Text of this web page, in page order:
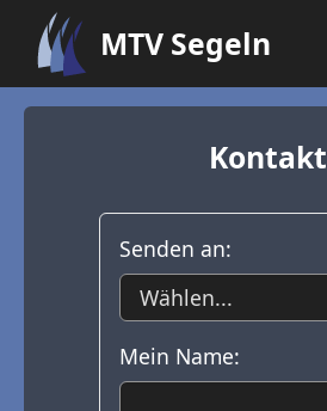
Skip to main content
MTV Segeln
Kontakt
Senden an:
Mein Name: